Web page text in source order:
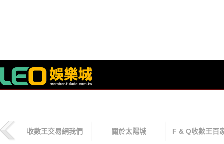
收數王交易網我們 關於太陽城 F & Q收數王百